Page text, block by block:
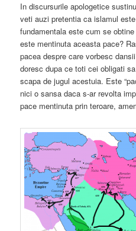
In discursurile apologetice
veti auzi pretentia ca islamul
fundamentala este cum se
este mentinuta aceasta pace?
pacea despre care vorbesc
doresc dupa ce toti cei obligati
scapa de jugul acestuia. Este
nici o sansa daca s-ar revolta
pace mentinuta prin teroare,